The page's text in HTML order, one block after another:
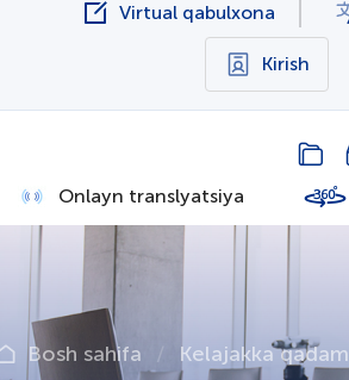
Virtual qabulxona
Kirish
Onlayn translyatsiya
Bosh sahifa Kelajakka qadam